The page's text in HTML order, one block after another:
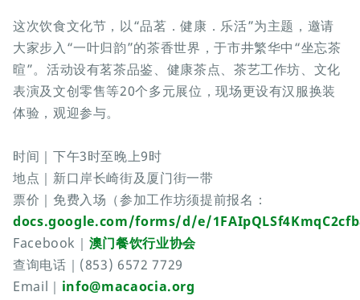
这次饮食文化节，以“品茗．健康．乐活”为主题，邀请
大家步入“一叶归韵”的茶香世界，于市井繁华中“坐忘茶
暄”。活动设有茗茶品鉴、健康茶点、茶艺工作坊、文化
表演及文创零售等20个多元展位，现场更设有汉服换装
体验，观迎参与。
时间｜下午3时至晚上9时
地点｜新口岸长崎街及厦门街一带
票价｜免费入场（参加工作坊须提前报名：
docs.google.com/forms/d/e/
Facebook｜ 澳门餐饮行业协会
查询电话｜(853) 6572 7729
Email｜ info@macaocia.org